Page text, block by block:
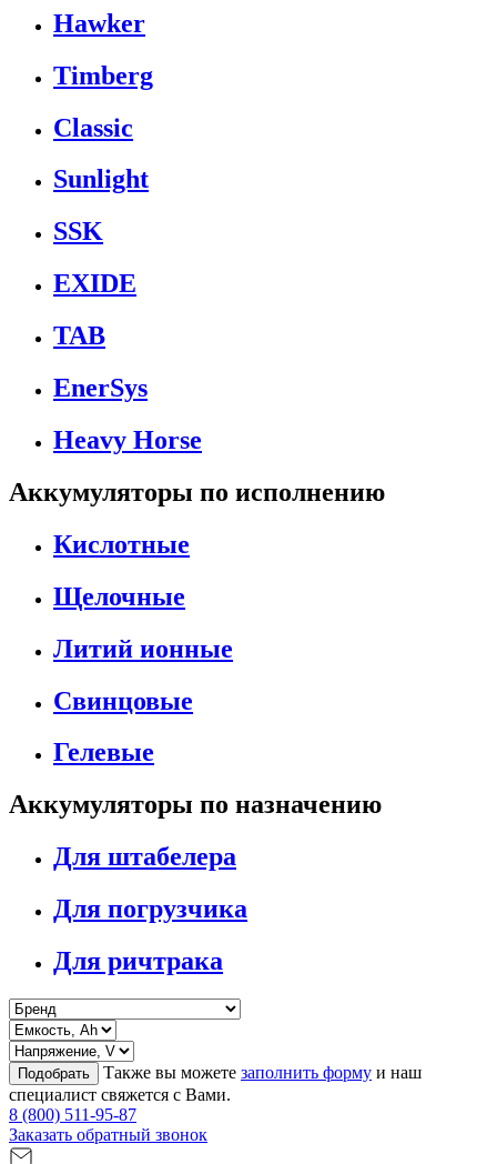
Hawker
Timberg
Classic
Sunlight
SSK
EXIDE
TAB
EnerSys
Heavy Horse
Аккумуляторы по исполнению
Кислотные
Щелочные
Литий ионные
Свинцовые
Гелевые
Аккумуляторы по назначению
Для штабелера
Для погрузчика
Для ричтрака
Подобрать Также вы можете заполнить форму и наш
специалист свяжется с Вами.
8 (800) 511-95-87
Заказать обратный звонок